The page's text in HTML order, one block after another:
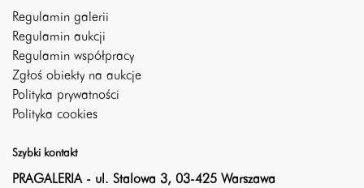
Regulamin galerii
Regulamin aukcji
Regulamin współpracy
Zgłoś obiekty na aukcje
Polityka prywatności
Polityka cookies
Szybki kontakt
PRAGALERIA - ul. Stalowa 3, 03-425 Warszawa